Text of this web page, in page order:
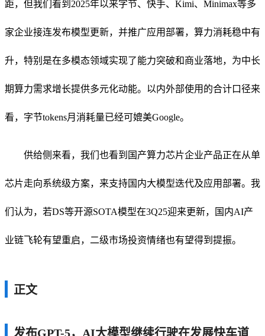
距，但我们看到2025年以来字节、快手、Kimi、Minimax等多
家企业接连发布模型更新，并推广应用部署，算力消耗稳中有
升，特别是在多模态领域实现了能力突破和商业落地，为中长
期算力需求增长提供多元化动能。以内外部使用的合计口径来
看，字节tokens月消耗量已经可媲美Google。
供给侧来看，我们也看到国产算力芯片企业产品正在从单
芯片走向系统级方案，来支持国内大模型迭代及应用部署。我
们认为，若DS等开源SOTA模型在3Q25迎来更新，国内AI产
业链飞轮有望重启，二级市场投资情绪也有望得到提振。
正文
发布GPT-5，AI大模型继续行驶在发展快车道